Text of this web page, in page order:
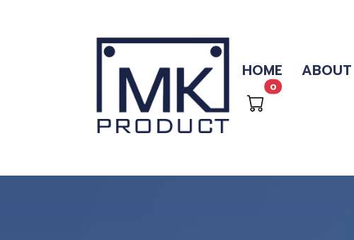
HOME ABOUT
0